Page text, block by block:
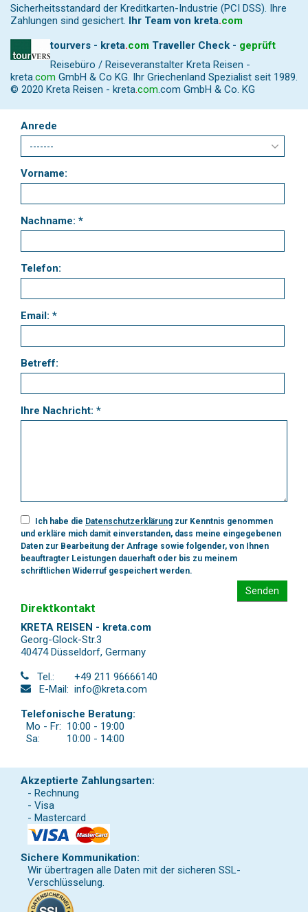
Sicherheitsstandard der Kreditkarten-Industrie (PCI DSS). Ihre
Zahlungen sind gesichert. Ihr Team von kreta.com
tourvers - kreta.com Traveller Check - geprüft
Reisebüro / Reiseveranstalter Kreta Reisen -
kreta.com GmbH & Co KG. Ihr Griechenland Spezialist seit 1989.
© 2020 Kreta Reisen - kreta.com.com GmbH & Co. KG
Anrede
Vorname:
Nachname: *
Telefon:
Email: *
Betreff:
Ihre Nachricht: *
Ich habe die Datenschutzerklärung zur Kenntnis genommen
und erkläre mich damit einverstanden, dass meine eingegebenen
Daten zur Bearbeitung der Anfrage sowie folgender, von Ihnen
beauftragter Leistungen dauerhaft oder bis zu meinem
schriftlichen Widerruf gespeichert werden.
Senden
Direktkontakt
KRETA REISEN - kreta.com
Georg-Glock-Str.3
40474 Düsseldorf, Germany
Tel.:
+49 211 96666140
E-Mail: info@kreta.com
Telefonische Beratung:
Mo - Fr: 10:00 - 19:00
Sa:
10:00 - 14:00
Akzeptierte Zahlungsarten:
- Rechnung
- Visa
- Mastercard
Sichere Kommunikation:
Wir übertragen alle Daten mit der sicheren SSL-
Verschlüsselung.